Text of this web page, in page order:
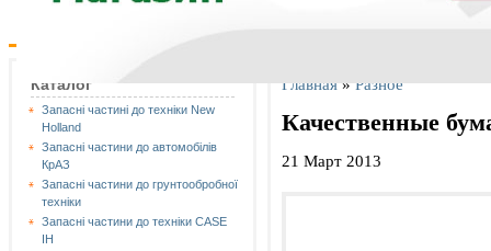
Каталог
Запасні частині до техніки New
Holland
Запасні частини до автомобілів
КрАЗ
Запасні частини до грунтообробної
техніки
Запасні частини до техніки CASE
IH
Главная»Разное
Качественные
21 Март 2013